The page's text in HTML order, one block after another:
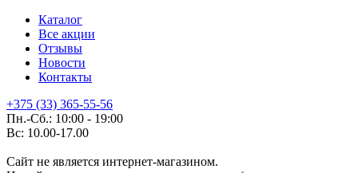
Каталог
Все акции
Отзывы
Новости
Контакты
+375 (33) 365-55-56
Пн.-Сб.: 10:00 - 19:00
Вс: 10.00-17.00
Сайт не является интернет-магазином.